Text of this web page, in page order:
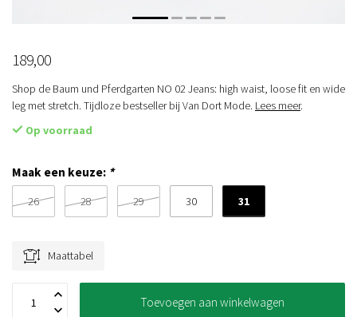
189,00
Shop de Baum und Pferdgarten NO 02 Jeans: high waist, loose fit en wide
leg met stretch. Tijdloze bestseller bij Van Dort Mode. Lees meer.
Op voorraad
Maak een keuze: *
26 28 29 30 31
Maattabel
Toevoegen aan winkelwagen